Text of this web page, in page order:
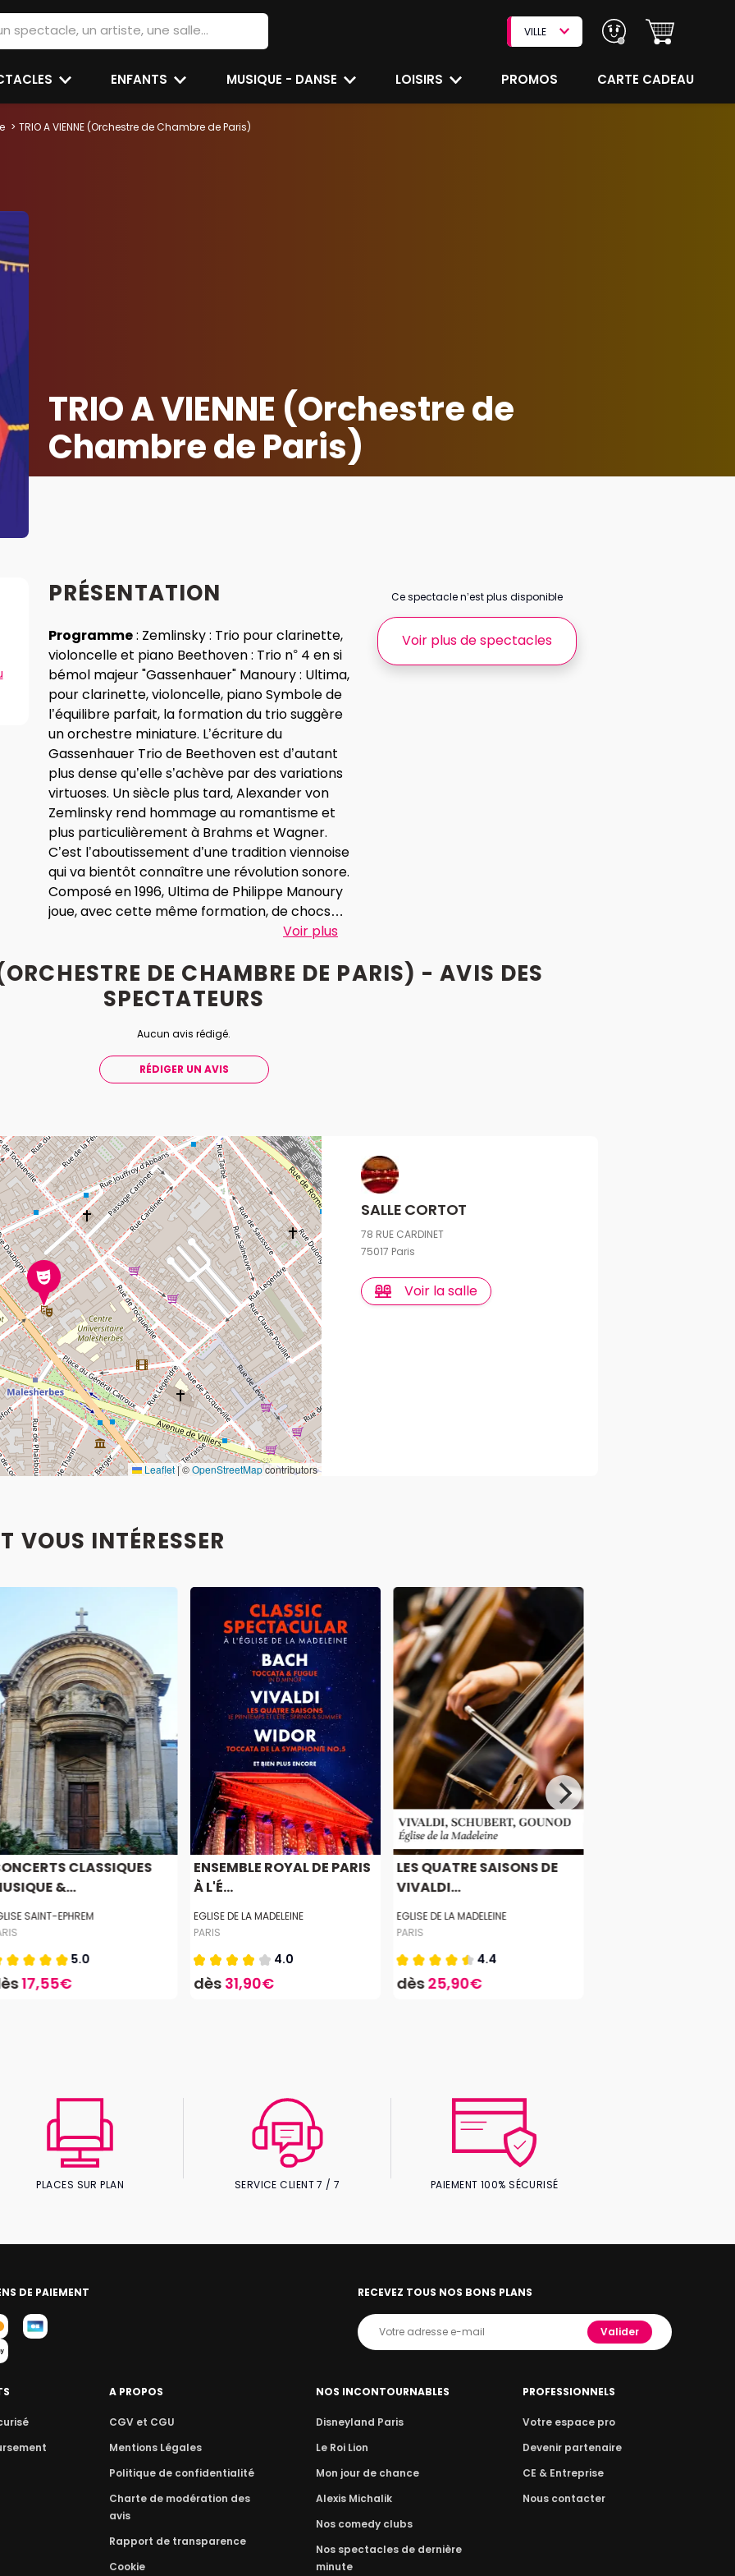
VILLE
ENFANTS MUSIQUE - DANSE LOISIRS PROMOS CARTE CADEAU
TRIO A VIENNE (Orchestre de Chambre de Paris)
TRIO A VIENNE (Orchestre de
Chambre de Paris)
PRÉSENTATION
Programme: Zemlinsky : Trio pour clarinette,
violoncelle et piano Beethoven : Trio n° 4 en si
bémol majeur "Gassenhauer" Manoury : Ultima,
pour clarinette, violoncelle, piano Symbole de
l’équilibre parfait, la formation du trio suggère
un orchestre miniature. L’écriture du
Gassenhauer Trio de Beethoven est d’autant
plus dense qu’elle s’achève par des variations
virtuoses. Un siècle plus tard, Alexander von
Zemlinsky rend hommage au romantisme et
plus particulièrement à Brahms et Wagner.
C’est l’aboutissement d’une tradition viennoise
qui va bientôt connaître une révolution sonore.
Composé en 1996, Ultima de Philippe Manoury
joue, avec cette même formation, de chocs
sonores verticaux violemment expressifs.
Voir plus
Ce spectacle n’est plus disponible
Voir plus de spectacles
DE CHAMBRE DE PARIS) - AVIS DES
SPECTATEURS
Aucun avis rédigé.
RÉDIGER UN AVIS
Leaflet|©OpenStreetMapcontributors
SALLE CORTOT
78 RUE CARDINET
75017 Paris
Voir la salle
VOUS INTÉRESSER
CLASSIQUES
&...
SAINT-EPHREM
5.0
17,55€
ENSEMBLE ROYAL DE PARIS
À L'É...
EGLISE DE LA MADELEINE
PARIS
4.0
dès 31,90€
LES QUATRE SAISONS DE
VIVALDI...
EGLISE DE LA MADELEINE
PARIS
4.4
dès25,90€
PLACES SUR PLAN SERVICE CLIENT 7 / 7 PAIEMENT 100% SÉCURISÉ
DE PAIEMENT RECEVEZ TOUS NOS BONS PLANS
Valider
A PROPOS
CGV et CGU
Mentions Légales
Politique de confidentialité
Charte de modération des
avis
Rapport de transparence
Cookie
NOS INCONTOURNABLES
Disneyland Paris
Le Roi Lion
Mon jour de chance
Alexis Michalik
Nos comedy clubs
Nos spectacles de dernière
minute
PROFESSIONNELS
Votre espace pro
Devenir partenaire
CE & Entreprise
Nous contacter